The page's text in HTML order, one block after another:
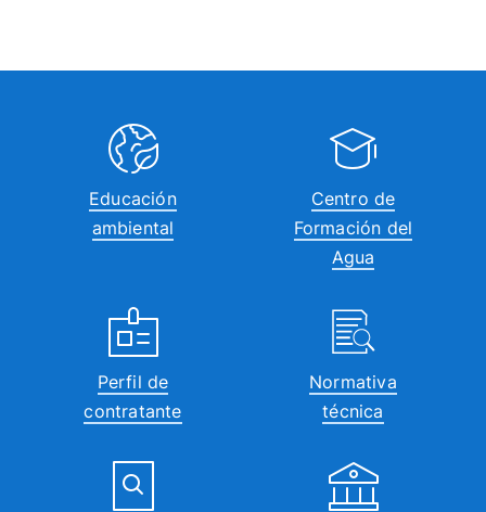
Educación
ambiental
Centro de
Formación del
Agua
Perfil de
contratante
Normativa
técnica